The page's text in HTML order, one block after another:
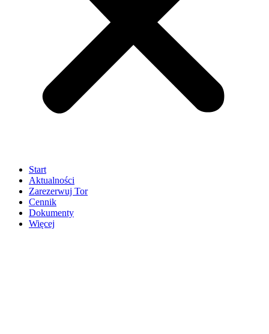
Start
Aktualności
Zarezerwuj Tor
Cennik
Dokumenty
Więcej